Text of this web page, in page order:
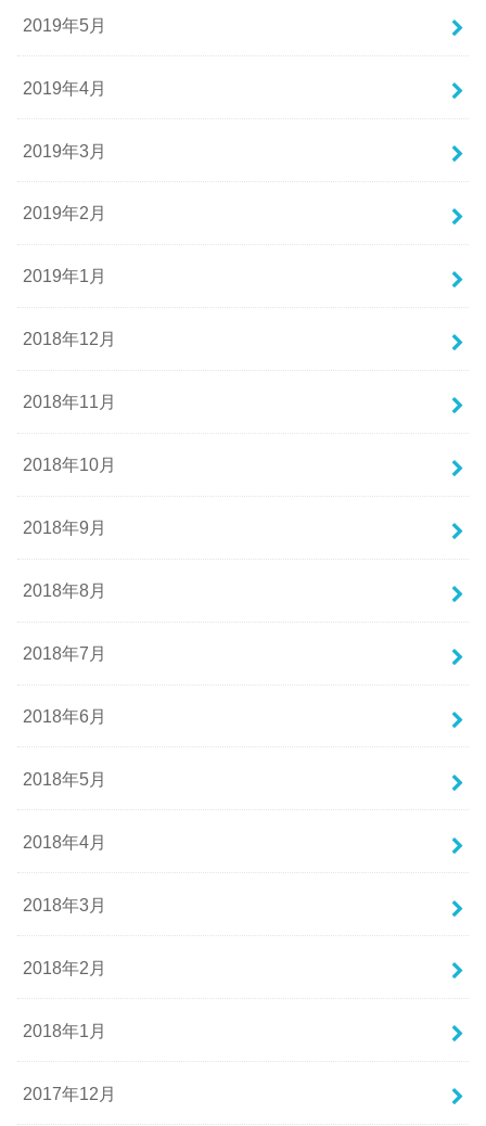
2019年5月
2019年4月
2019年3月
2019年2月
2019年1月
2018年12月
2018年11月
2018年10月
2018年9月
2018年8月
2018年7月
2018年6月
2018年5月
2018年4月
2018年3月
2018年2月
2018年1月
2017年12月